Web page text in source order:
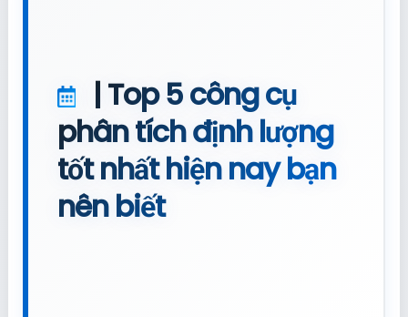
| Top 5 công cụ
phân tích định lượng
tốt nhất hiện nay bạn
nên biết